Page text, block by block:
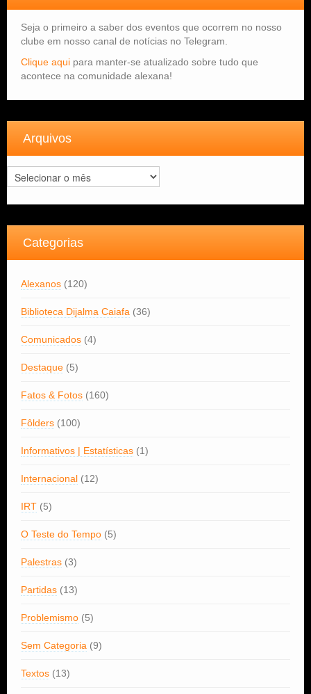
Seja o primeiro a saber dos eventos que ocorrem no nosso
clube em nosso canal de notícias no Telegram.
Clique aqui para manter-se atualizado sobre tudo que
acontece na comunidade alexana!
Arquivos
Arquivos
Categorias
Alexanos (120)
Biblioteca Dijalma Caiafa (36)
Comunicados (4)
Destaque (5)
Fatos & Fotos (160)
Fôlders (100)
Informativos | Estatísticas (1)
Internacional (12)
IRT (5)
O Teste do Tempo (5)
Palestras (3)
Partidas (13)
Problemismo (5)
Sem Categoria (9)
Textos (13)